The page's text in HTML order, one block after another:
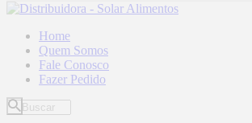
Home
Quem Somos
Fale Conosco
Fazer Pedido